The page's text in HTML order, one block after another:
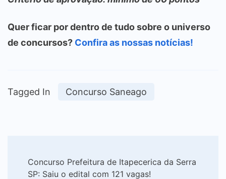
Quer ficar por dentro de tudo sobre o universo
de concursos? Confira as nossas notícias!
Tagged In Concurso Saneago
Concurso Prefeitura de Itapecerica da Serra
SP: Saiu o edital com 121 vagas!